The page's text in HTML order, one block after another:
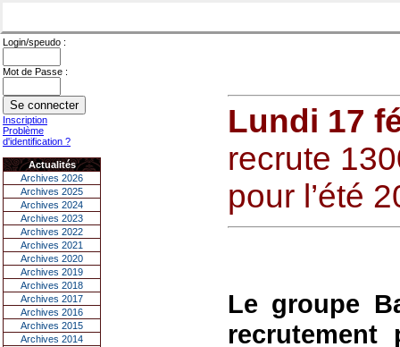
Login/speudo :
Mot de Passe :
Inscription
Problème
d'identification ?
Actualités
Archives 2026
Archives 2025
Archives 2024
Archives 2023
Archives 2022
Archives 2021
Archives 2020
Archives 2019
Archives 2018
Archives 2017
Archives 2016
Archives 2015
Archives 2014
Lundi 17
recrute
pour l’été
Le groupe
recrutement